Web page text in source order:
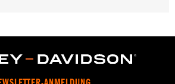
BelÃ¼ftet,Wasserdicht,Versiegelte
,ReiÃŸverschluss innen